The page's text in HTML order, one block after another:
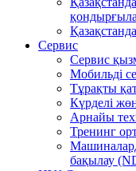
Сервис
Сервис
Мобильді
Тұрақты
Күрделі
Арнайы
Тренинг
бақылау